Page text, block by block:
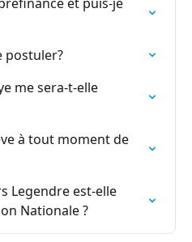
postuler?
me sera-t-elle
à tout moment de
Legendre est-elle
Nationale ?